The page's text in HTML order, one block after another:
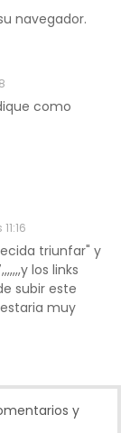
navegador.
como
triunfar" y
los links
subir este
muy
y